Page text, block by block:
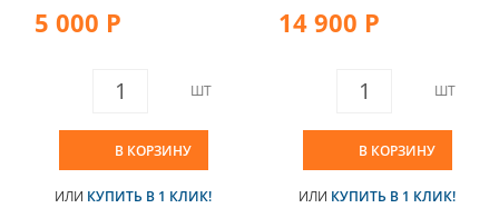
5 000 Р
ШТ
В КОРЗИНУ
ИЛИ КУПИТЬ В 1 КЛИК!
14 900 Р
ШТ
В КОРЗИНУ
ИЛИ КУПИТЬ В 1 КЛИК!